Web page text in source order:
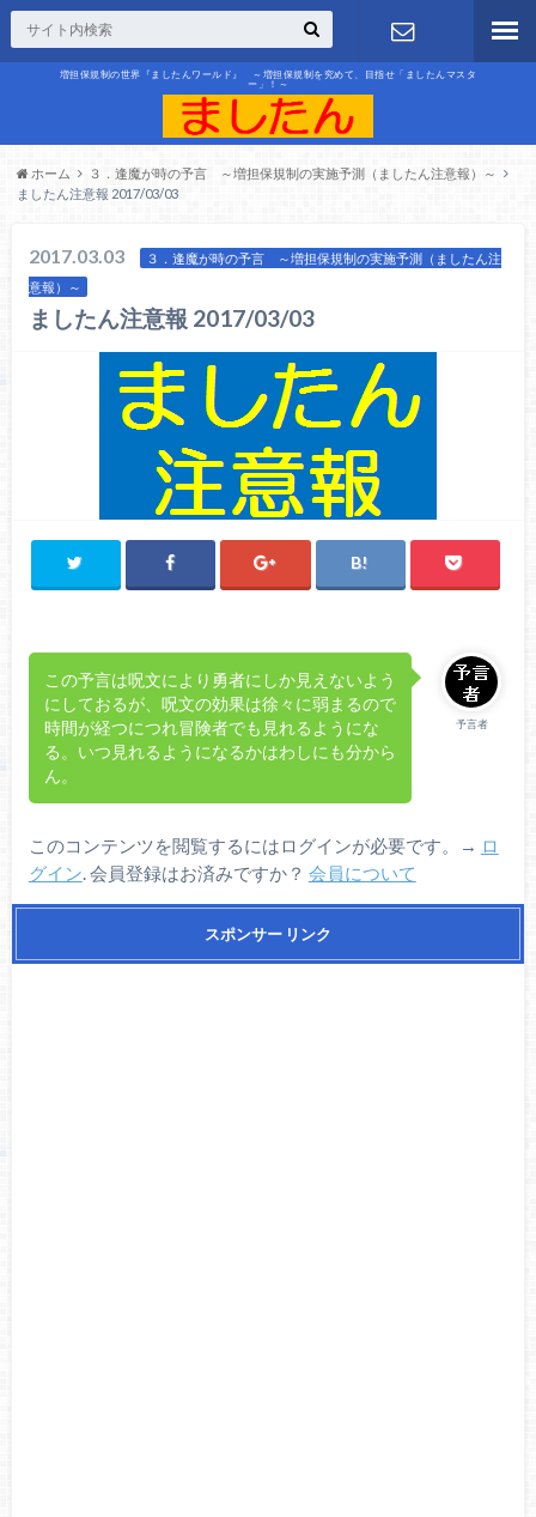
増担保規制の世界『ましたんワールド』 ～増担保規制を究めて、目指せ「ましたんマスタ
ー」！～
お問合せ
ホーム
３．逢魔が時の予言 ～増担保規制の実施予測（ましたん注意報）～
ましたん注意報 2017/03/03
2017.03.03
３．逢魔が時の予言 ～増担保規制の実施予測（ましたん注
意報）～
ましたん注意報 2017/03/03
予言者
この予言は呪文により勇者にしか見えないよう
にしておるが、呪文の効果は徐々に弱まるので
時間が経つにつれ冒険者でも見れるようにな
る。いつ見れるようになるかはわしにも分から
ん。
このコンテンツを閲覧するにはログインが必要です。→ ロ
グイン. 会員登録はお済みですか？ 会員について
スポンサー リンク